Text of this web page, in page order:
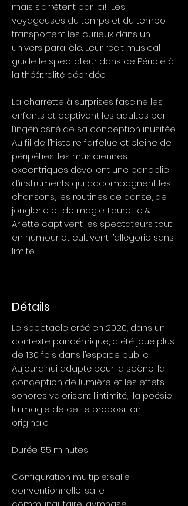
mais s’arrêtent par ici! Les
voyageuses du temps et du tempo
transportent les curieux dans un
univers parallèle. Leur récit musical
guide le spectateur dans ce Périple à
la théâtralité débridée.
La charrette à surprises fascine les
enfants et captivent les adultes par
l’ingéniosité de sa conception inusitée.
Au fil de l’histoire farfelue et pleine de
péripéties, les musiciennes
excentriques dévoilent une panoplie
d’instruments qui accompagnent les
chansons, les routines de danse, de
jonglerie et de magie. Laurette &
Arlette captivent les spectateurs tout
en humour et cultivent l’allégorie sans
limite.
Détails
Le spectacle créé en 2020, dans un
contexte pandémique, a été joué plus
de 130 fois dans l’espace public.
Aujourd’hui adapté pour la scène, la
conception de lumière et les effets
sonores valorisent l’intimité, la poésie,
la magie de cette proposition
originale.
Durée: 55 minutes
Configuration multiple: salle
conventionnelle, salle